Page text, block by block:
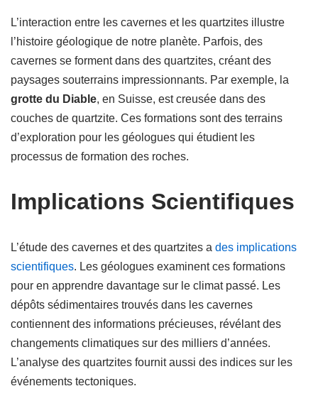
L’interaction entre les cavernes et les quartzites illustre
l’histoire géologique de notre planète. Parfois, des
cavernes se forment dans des quartzites, créant des
paysages souterrains impressionnants. Par exemple, la
grotte du Diable, en Suisse, est creusée dans des
couches de quartzite. Ces formations sont des terrains
d’exploration pour les géologues qui étudient les
processus de formation des roches.
Implications Scientifiques
L’étude des cavernes et des quartzites a des implications
scientifiques. Les géologues examinent ces formations
pour en apprendre davantage sur le climat passé. Les
dépôts sédimentaires trouvés dans les cavernes
contiennent des informations précieuses, révélant des
changements climatiques sur des milliers d’années.
L’analyse des quartzites fournit aussi des indices sur les
événements tectoniques.